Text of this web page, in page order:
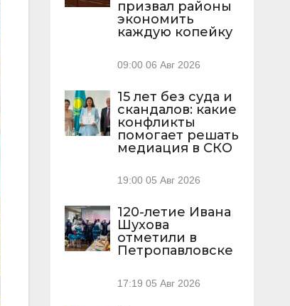
призвал районы
экономить
каждую копейку
09:00 06 Авг 2026
15 лет без суда и
скандалов: какие
конфликты
помогает решать
медиация в СКО
19:00 05 Авг 2026
120-летие Ивана
Шухова
отметили в
Петропавловске
17:19 05 Авг 2026